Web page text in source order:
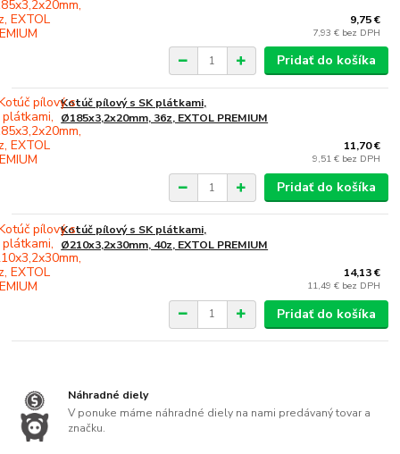
9,75 €
7,93 € bez DPH
Pridať do košíka
Kotúč pílový s SK plátkami,
Ø185x3,2x20mm, 36z, EXTOL PREMIUM
11,70 €
9,51 € bez DPH
Pridať do košíka
Kotúč pílový s SK plátkami,
Ø210x3,2x30mm, 40z, EXTOL PREMIUM
14,13 €
11,49 € bez DPH
Pridať do košíka
Náhradné diely
V ponuke máme náhradné diely na nami predávaný tovar a
značku.